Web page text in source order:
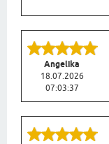
Angelika
18.07.2026
07:03:37